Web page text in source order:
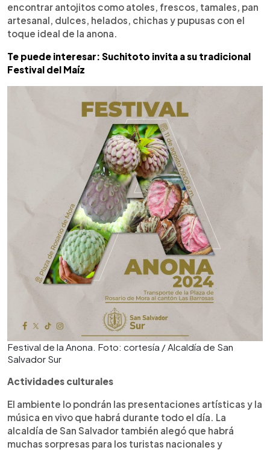
encontrar antojitos como atoles, frescos, tamales, pan
artesanal, dulces, helados, chichas y pupusas con el
toque ideal de la anona.
Te puede interesar: Suchitoto invita a su tradicional
Festival del Maíz
Festival de la Anona. Foto: cortesía / Alcaldía de San
Salvador Sur
Actividades culturales
El ambiente lo pondrán las presentaciones artísticas y la
música en vivo que habrá durante todo el día. La
alcaldía de San Salvador también alegó que habrá
muchas sorpresas para los turistas nacionales y